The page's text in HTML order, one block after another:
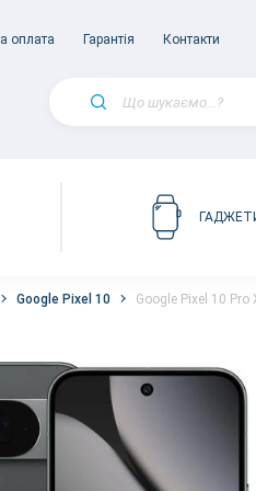
оплата Гарантія Контакти
Google Pixel 10 Google Pixel 10